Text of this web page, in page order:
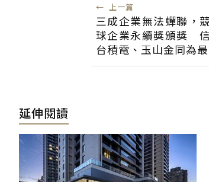
← 上一篇
三成企業無法蟬聯，
球企業永續獎頒獎
台積電、玉山金同為
延伸閱讀